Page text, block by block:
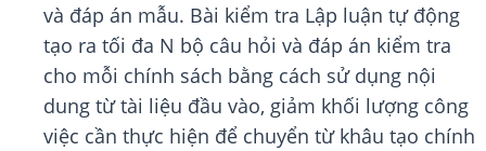
và đáp án mẫu. Bài kiểm tra Lập luận tự động
tạo ra tối đa N bộ câu hỏi và đáp án kiểm tra
cho mỗi chính sách bằng cách sử dụng nội
dung từ tài liệu đầu vào, giảm khối lượng công
việc cần thực hiện để chuyển từ khâu tạo chính